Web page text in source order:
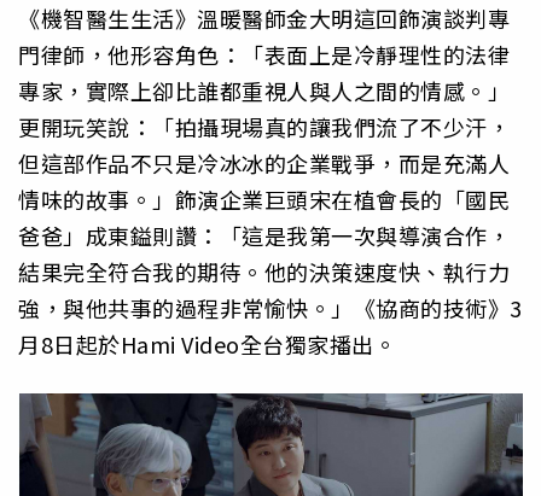
《機智醫生生活》溫暖醫師金大明這回飾演談判專
門律師，他形容角色：「表面上是冷靜理性的法律
專家，實際上卻比誰都重視人與人之間的情感。」
更開玩笑說：「拍攝現場真的讓我們流了不少汗，
但這部作品不只是冷冰冰的企業戰爭，而是充滿人
情味的故事。」飾演企業巨頭宋在植會長的「國民
爸爸」成東鎰則讚：「這是我第一次與導演合作，
結果完全符合我的期待。他的決策速度快、執行力
強，與他共事的過程非常愉快。」《協商的技術》3
月8日起於Hami Video全台獨家播出。